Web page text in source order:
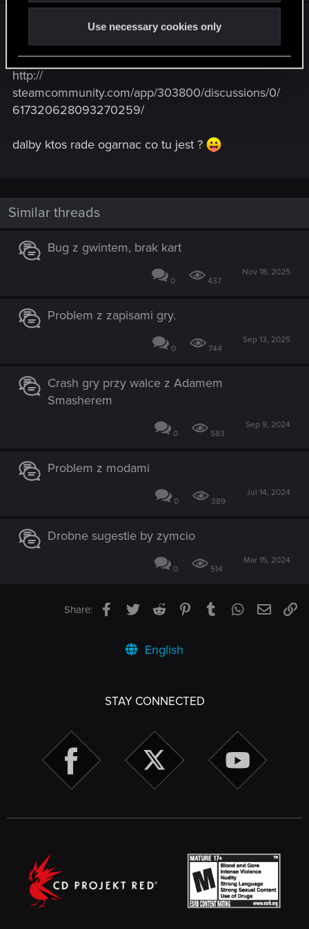
Use necessary cookies only
znalazlem cos takiego ale moj angielski jest za
http://
steamcommunity.com/app/303800/discussions/0/
617320628093270259/
dalby ktos rade ogarnac co tu jest ?
Similar threads
Bug z gwintem, brak kart
0 437
Nov 18, 2025
Problem z zapisami gry.
0 744
Sep 13, 2025
Crash gry przy walce z Adamem
Smasherem
0 583
Sep 9, 2024
Problem z modami
0 389
Jul 14, 2024
Drobne sugestie by zymcio
0 514
Mar 15, 2024
Share: Facebook
TwitterReddit PinterestTumblrWhatsApp
Email
English
STAY CONNECTED